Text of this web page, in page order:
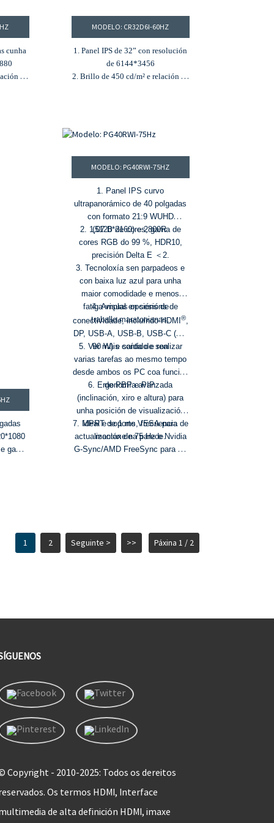
cunha
de
MODELO: CR32D6I-60HZ
1. Panel IPS de 32” con resolución
de 6144*3456
2. Brillo de 450 cd/m² e relación de
1,07 millóns de cores
gama
C
MODELO: PG40RWI-75HZ
1. Panel IPS curvo
ultrapanorámico de 40 polgadas
con formato 21:9 WUHD
(5120*2160) e 2800R.
2. 1,07 B de cores, gama de
cores RGB do 99 %, HDR10,
precisión Delta E ＜2.
3. Tecnoloxía sen parpadeos e
con baixa luz azul para unha
maior comodidade e menos
fatiga visual en sesións de
traballo maratonianas.
4. Amplas opcións de
conectividade, incluíndo HDMI ®,
DP, USB-A, USB-B, USB-C (PD
90 W) e saída de son
5. Ver máis contido e realizar
varias tarefas ao mesmo tempo
desde ambos os PC coa función
de PBP e PIP.
6. Ergonomía avanzada
(inclinación, xiro e altura) para
unha posición de visualización
ideal e soporte VESA para
montaxe na parede.
7. MPRT de 1 ms, frecuencia de
actualización de 75 Hz e Nvidia
G-Sync/AMD FreeSync para un
1 2 Seguinte > >> Páxina 1 / 2
Copyright - 2010-2025: Todos os dereitos
Os termos HDMI, Interface
de alta definición HDMI, imaxe